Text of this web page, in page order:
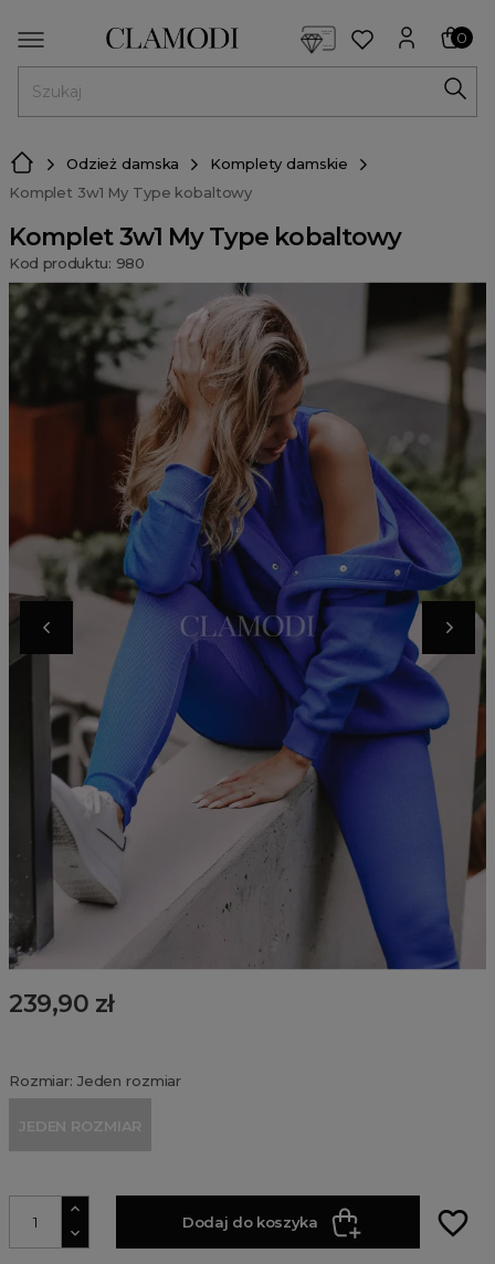
0
Odzież damska
Komplety damskie
Komplet 3w1 My Type kobaltowy
Komplet 3w1 My Type kobaltowy
Kod produktu: 980
239,90 zł
Rozmiar: Jeden rozmiar
JEDEN ROZMIAR
Dodaj do koszyka favorite_border